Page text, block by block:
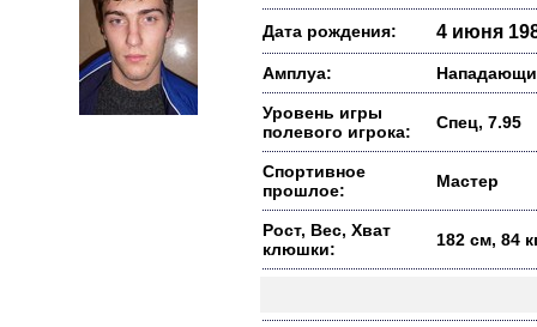
Дата рождения: 4 июня
Амплуа:
Уровень игры
полевого игрока:
Спец, 7.95
Спортивное
прошлое:
Мастер
Рост, Вес, Хват
клюшки:
182 см, 84